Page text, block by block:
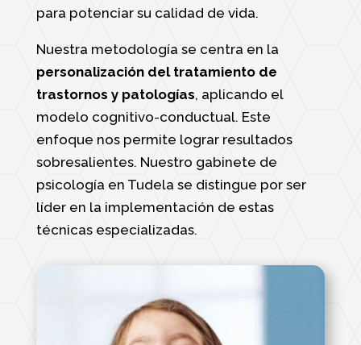
para potenciar su calidad de vida.
Nuestra metodología se centra en la
personalización del tratamiento de
trastornos y patologías, aplicando el
modelo cognitivo-conductual. Este
enfoque nos permite lograr resultados
sobresalientes. Nuestro gabinete de
psicología en Tudela se distingue por ser
líder en la implementación de estas
técnicas especializadas.